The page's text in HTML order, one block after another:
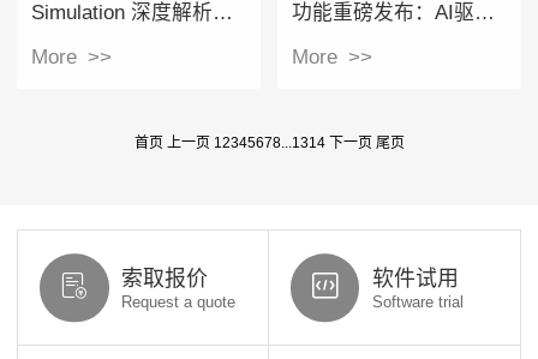
Simulation 深度解析：
2026 新产品发布会（创
More >>
功能重磅发布：AI驱动
SOLIDWORKS官方授
More >>
首页 上一页 1 2345678... 1314 下一页 尾页
索取报价
Request a quote
软件试用
Software trial